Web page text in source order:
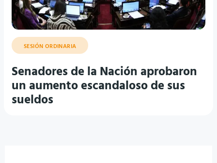
SESIÓN ORDINARIA
Senadores de la Nación aprobaron
un aumento escandaloso de sus
sueldos